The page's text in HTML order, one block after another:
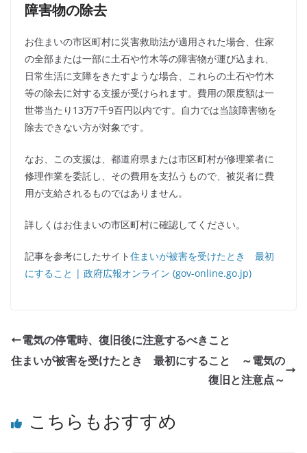
障害物の除去
お住まいの市区町村に災害救助法が適用された場合、住家
の全部または一部に土石や竹木等の障害物が運び込まれ、
日常生活に支障をきたすような場合、これらの土石や竹木
等の除去に対する支援が受けられます。費用の限度額は一
世帯当たり13万7千9百円以内です。自力では当該障害物を
除去できない方が対象です。
なお、この支援は、都道府県または市区町村が修理業者に
修理作業を委託し、その費用を支払うもので、被災者に費
用が支給されるものではありません。
詳しくはお住まいの市区町村に確認してください。
記事を参考にしたサイト住まいが被害を受けたとき 最初
にすること | 政府広報オンライン (gov-online.go.jp)
電気の停電時、復旧後に注意するべきこと
住まいが被害を受けたとき 最初にすること ～電気の
復旧と注意点～
こちらもおすすめ